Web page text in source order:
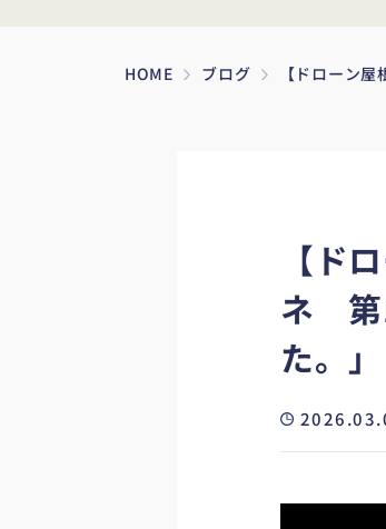
HOME ブログ 【ドローン
【ド
ネ 第
た。」